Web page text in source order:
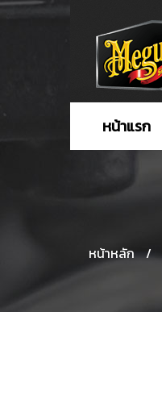
หน้าแรก
หน้าหลัก /